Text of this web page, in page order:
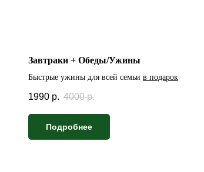
Завтраки + Обеды/Ужины
Быстрые ужины для всей семьи в подарок
1990 р. 4000 р.
Подробнее